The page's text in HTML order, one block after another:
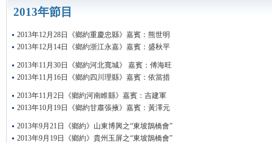
2013年節目
2013年12月28日《鄉約重慶忠縣》嘉賓：熊世明
2013年12月14日《鄉約浙江永嘉》嘉賓：盛秋平
2013年11月30日《鄉約河北寬城》 嘉賓：傅海旺
2013年11月16日《鄉約四川理縣》嘉賓：依當措
2013年11月2日《鄉約河南睢縣》嘉賓：吉建軍
2013年10月19日《鄉約甘肅張掖》嘉賓：黃澤元
2013年9月21日《鄉約》山東博興之“東坡鵲橋會”
2013年9月19日《鄉約》貴州玉屏之“東坡鵲橋會”